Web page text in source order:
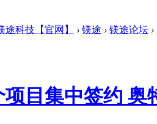
科技【官网】 › 镁途 › 镁途论坛 ›
项目集中签约 奥